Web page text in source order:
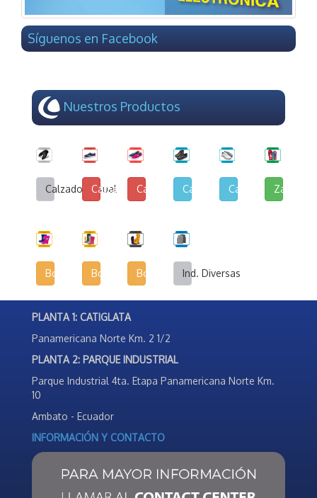
Síguenos en Facebook
Nuestros Productos
Calzado CasualCalzado de Lona y Cuerina
Calzado de Lona Urbana
Calzado EscolarCalzado Deportivo
Botas InfantilesBotas AgrícolasBotas de Seguridad Industrial
Ind. Diversas
PLANTA 1: CATIGLATA
Panamericana Norte Km. 2 1/2
PLANTA 2: PARQUE INDUSTRIAL
Parque Industrial 4ta. Etapa Panamericana Norte Km.
10
Ambato - Ecuador
INFORMACIÓN Y CONTACTO